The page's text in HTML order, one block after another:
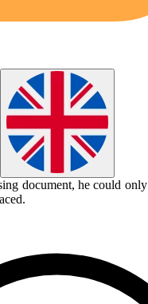
document, he could only